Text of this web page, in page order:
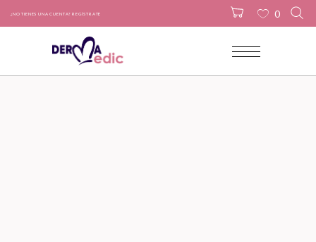
¿NO TIENES UNA CUENTA? REGÍSTRATE
No products in the cart.
0